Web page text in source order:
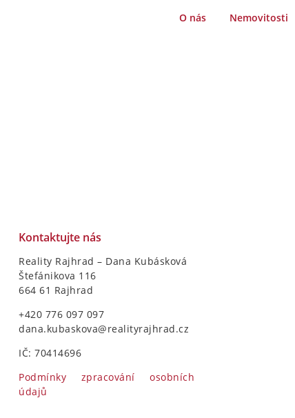
O nás Nemovitosti
Kontaktujte nás
Reality Rajhrad – Dana Kubásková
Štefánikova 116
664 61 Rajhrad
+420 776 097 097
dana.kubaskova@realityrajhrad.cz
IČ: 70414696
Podmínky zpracování osobních
údajů